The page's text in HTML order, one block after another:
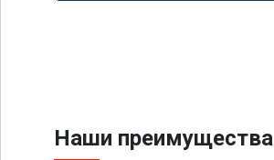
Наши преимущества